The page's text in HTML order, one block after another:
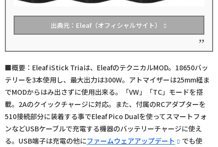
出典元：Eleaf（オフィシャルサイト）
■概要：Eleaf iStick Triaは、EleafのテクニカルMOD。18650バッ
テリーを3本使用し、最大出力は300W。アトマイザーは25mm経ま
でMODからはみ出さずに使用出来る。「VW」「TC」モードを搭
載。2Aのクイックチャージに対応。また、付属のRCアダプターを
510接続部分に装着する事でEleaf Pico Dualを使ってスマートフォ
ンなどUSBケーブルで充電する機器のバッテリーチャージに使え
る。USB端子は充電の他にファームウェアアップデート
でも使